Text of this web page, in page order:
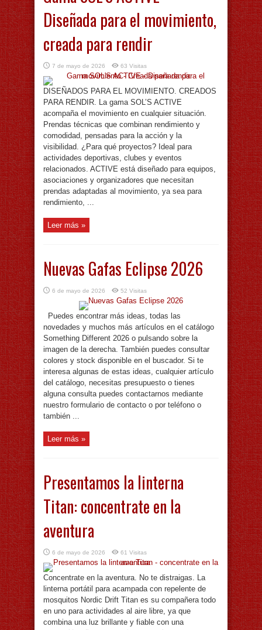
Diseñada para el movimiento,
creada para rendir
7 de mayo de 2026 63 Visitas
DISEÑADOS PARA EL MOVIMIENTO. CREADOS
PARA RENDIR. La gama SOL’S ACTIVE
acompaña el movimiento en cualquier situación.
Prendas técnicas que combinan rendimiento y
comodidad, pensadas para la acción y la
visibilidad. ¿Para qué proyectos? Ideal para
actividades deportivas, clubes y eventos
relacionados. ACTIVE está diseñado para equipos,
asociaciones y organizadores que necesitan
prendas adaptadas al movimiento, ya sea para
rendimiento, ...
Leer más »
Nuevas Gafas Eclipse 2026
6 de mayo de 2026 52 Visitas
Puedes encontrar más ideas, todas las
novedades y muchos más artículos en el catálogo
Something Different 2026 o pulsando sobre la
imagen de la derecha. También puedes consultar
colores y stock disponible en el buscador. Si te
interesa algunas de estas ideas, cualquier artículo
del catálogo, necesitas presupuesto o tienes
alguna consulta puedes contactarnos mediante
nuestro formulario de contacto o por teléfono o
también ...
Leer más »
Presentamos la linterna
Titan: concentrate en la
aventura
6 de mayo de 2026 61 Visitas
Concentrate en la aventura. No te distraigas. La
linterna portátil para acampada con repelente de
mosquitos Nordic Drift Titan es su compañera todo
en uno para actividades al aire libre, ya que
combina una luz brillante y fiable con una